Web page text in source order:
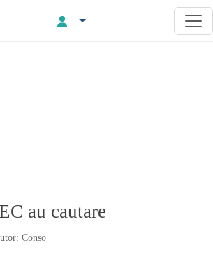
au cautare
Conso